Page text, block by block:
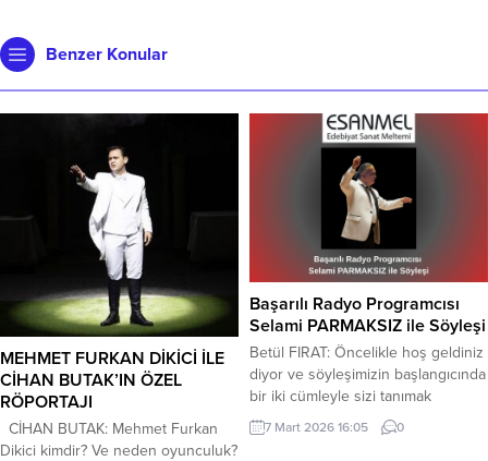
Benzer Konular
MEHMET FURKAN DİKİCİ İLE
CİHAN BUTAK’IN ÖZEL
RÖPORTAJI
CİHAN BUTAK: Mehmet Furkan
Dikici kimdir? Ve neden oyunculuk?
Başarılı Radyo Programcısı
Selami PARMAKSIZ ile Söyleşi
Betül FIRAT: Öncelikle hoş geldiniz
diyor ve söyleşimizin başlangıcında
bir iki cümleyle sizi tanımak
istiyoruz. Selami PARMAKSIZ
Kimdir? Selami PARMAKSIZ: Ben
7 Mart 2026 16:05 0